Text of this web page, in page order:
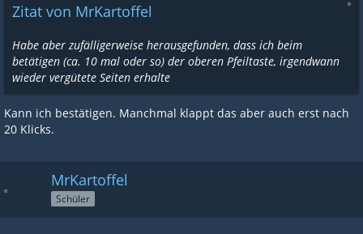
Zitat von MrKartoffel
Habe aber zufälligerweise herausgefunden, dass ich beim
betätigen (ca. 10 mal oder so) der oberen Pfeiltaste, irgendwann
wieder vergütete Seiten erhalte
Kann ich bestätigen. Manchmal klappt das aber auch erst nach
20 Klicks.
MrKartoffel
Schüler